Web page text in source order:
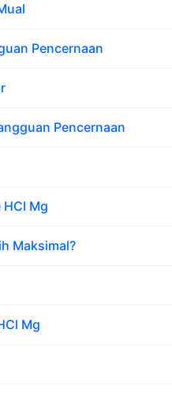
Pencernaan
Pencernaan
Mg
Maksimal?
Mg